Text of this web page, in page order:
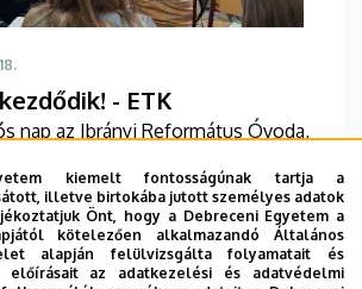
- ETK
nap az Ibrányi Református Óvoda,
kiemelt fontosságúnak tartja a
illetve birtokába jutott személyes adatok
Önt, hogy a Debreceni Egyetem a
kötelezően alkalmazandó Általános
alapján felülvizsgálta folyamatait és
előírásait az adatkezelési és adatvédelmi